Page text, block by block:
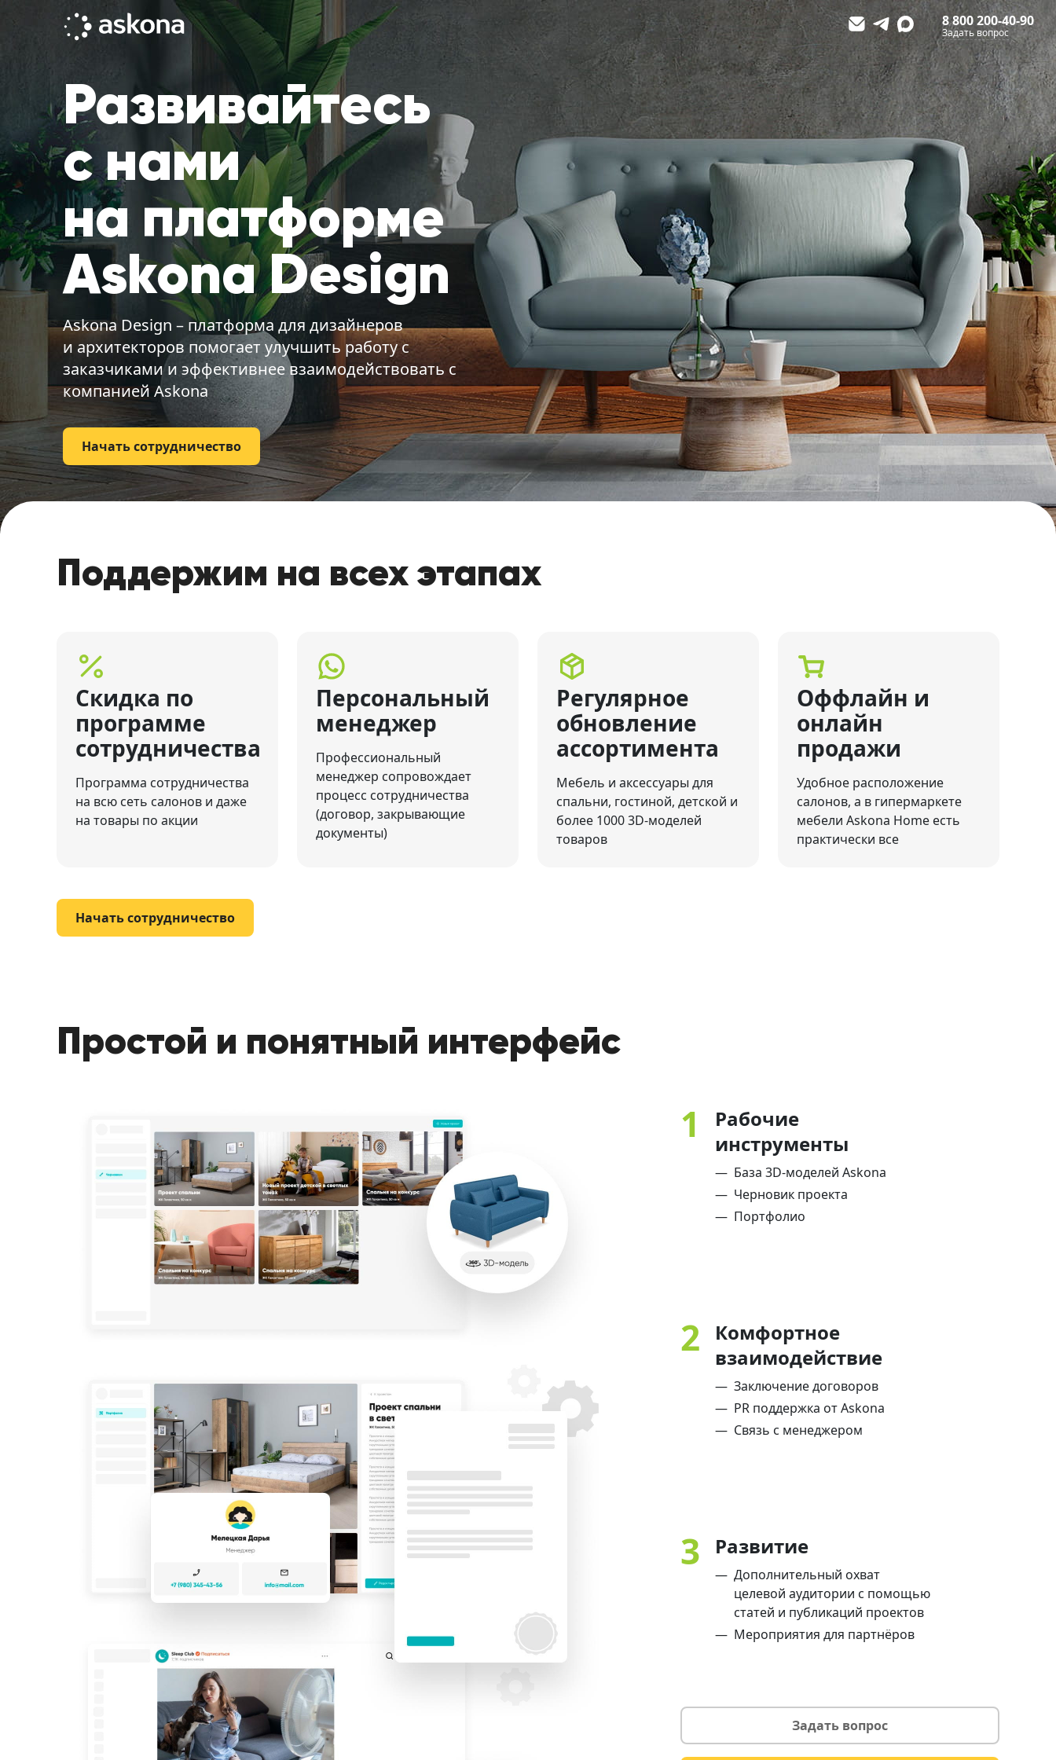
8 800 200-40-90
Задать вопрос
Развивайтесь
с нами
на платформе
Askona Design
Askona Design – платформа для дизайнеров
и архитекторов помогает улучшить работу с
заказчиками и эффективнее взаимодействовать с
компанией Askona
Начать сотрудничество
Поддержим на всех этапах
Скидка по
программе
сотрудничества
Программа сотрудничества
на всю сеть салонов и даже
на товары по акции
Персональный
менеджер
Профессиональный
менеджер сопровождает
процесс сотрудничества
(договор, закрывающие
документы)
Регулярное
обновление
ассортимента
Мебель и аксессуары для
спальни, гостиной, детской и
более 1000 3D-моделей
товаров
Оффлайн и
онлайн
продажи
Удобное расположение
салонов, а в гипермаркете
мебели Askona Home есть
практически все
Начать сотрудничество
Простой и понятный интерфейс
Рабочие
инструменты
База 3D-моделей Askona
Черновик проекта
Портфолио
Комфортное
взаимодействие
Заключение договоров
PR поддержка от Askona
Связь с менеджером
Развитие
Дополнительный охват
целевой аудитории с помощью
статей и публикаций проектов
Мероприятия для партнёров
Задать вопрос